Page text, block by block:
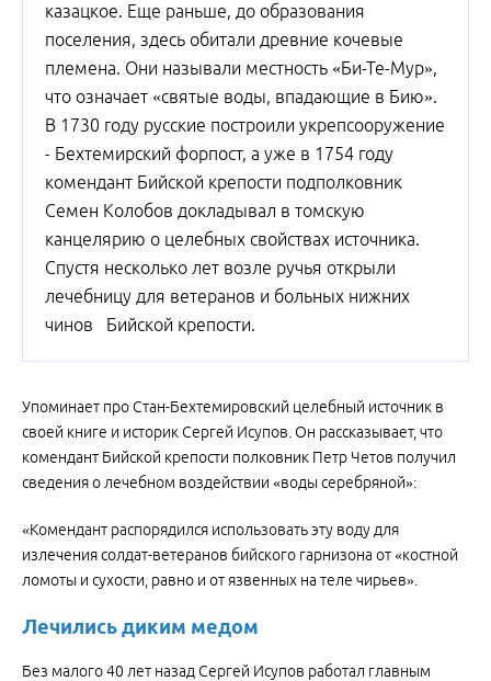
казацкое. Еще раньше, до образования
поселения, здесь обитали древние кочевые
племена. Они называли местность «Би-Те-Мур»,
что означает «святые воды, впадающие в Бию».
В 1730 году русские построили укрепсооружение
- Бехтемирский форпост, а уже в 1754 году
комендант Бийской крепости подполковник
Семен Колобов докладывал в томскую
канцелярию о целебных свойствах источника.
Спустя несколько лет возле ручья открыли
лечебницу для ветеранов и больных нижних
чинов Бийской крепости.
Упоминает про Стан-Бехтемировский целебный источник в
своей книге и историк Сергей Исупов. Он рассказывает, что
комендант Бийской крепости полковник Петр Четов получил
сведения о лечебном воздействии «воды серебряной»:
«Комендант распорядился использовать эту воду для
излечения солдат-ветеранов бийского гарнизона от «костной
ломоты и сухости, равно и от язвенных на теле чирьев».
Лечились диким медом
Без малого 40 лет назад Сергей Исупов работал главным